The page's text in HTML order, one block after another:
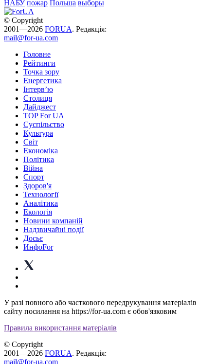
НАБУ пожар Польша выборы
© Copyright
2001—2026 FORUA. Редакція:
mail@for-ua.com
Головне
Рейтинги
Точка зору
Енергетика
Інтерв’ю
Столиця
Дайджест
TOP For UA
Суспiльство
Культура
Світ
Економіка
Політика
Війна
Спорт
Здоров'я
Технології
Аналітика
Екологія
Новини компаній
Надзвичайні події
Досьє
ИнфоFor
У разі повного або часткового передрукування матеріалів
сайту посилання на https://for-ua.com є обов'язковим
Правила використання матеріалів
© Copyright
2001—2026 FORUA. Редакція:
mail@for-ua.com